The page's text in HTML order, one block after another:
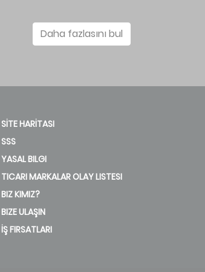
Daha fazlasını bul
SİTE HARİTASI
SSS
YASAL BILGI
TICARI MARKALAR OLAY LISTESI
BIZ KIMIZ?
BIZE ULAŞIN
İŞ FIRSATLARI